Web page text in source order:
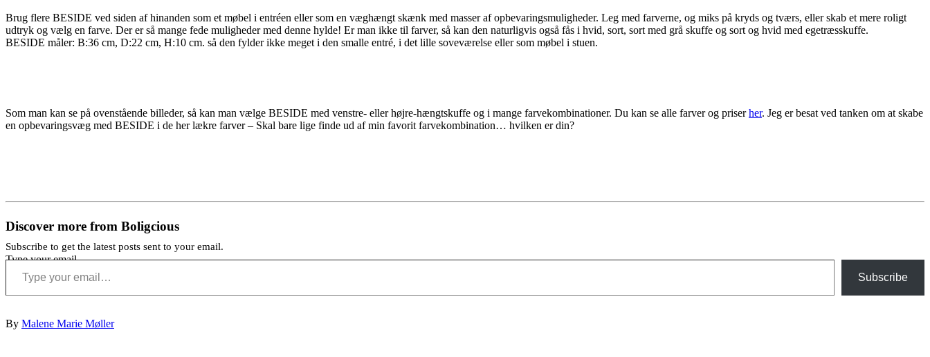
Brug flere BESIDE ved siden af hinanden som et møbel i entréen eller som en væghængt skænk med masser af opbevaringsmuligheder. Leg med farverne, og miks på kryds og tværs, eller skab et mere roligt
udtryk og vælg en farve. Der er så mange fede muligheder med denne hylde! Er man ikke til farver, så kan den naturligvis også fås i hvid, sort, sort med grå skuffe og sort og hvid med egetræsskuffe.
BESIDE måler: B:36 cm, D:22 cm, H:10 cm. så den fylder ikke meget i den smalle entré, i det lille soveværelse eller som møbel i stuen.
Som man kan se på ovenstående billeder, så kan man vælge BESIDE med venstre- eller højre-hængtskuffe og i mange farvekombinationer. Du kan se alle farver og priserher. Jeg er besat ved tanken om at skabe
en opbevaringsvæg med BESIDE i de her lækre farver – Skal bare lige finde ud af min favorit farvekombination… hvilken er din?
Discover more from Boligcious
Subscribe to get the latest posts sent to your email.
Type your email…
Subscribe
By Malene Marie Møller